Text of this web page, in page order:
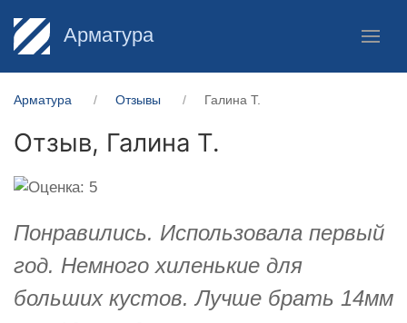
Арматура
Арматура Отзывы Галина Т.
Отзыв, Галина Т.
Понравились. Использовала первый
год. Немного хиленькие для
больших кустов. Лучше брать 14мм